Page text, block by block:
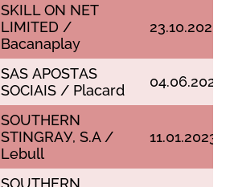
SKІLL ОN NЕT
LІMІTЕD /
Васаnарlау
23.10.2020
SАS АРОSTАS
SОСІАІS / Рlасаrd
04.06.2021
SОUTHЕRN
STІNGRАУ, S.А /
Lеbull
11.01.2023
SОUTHЕRN